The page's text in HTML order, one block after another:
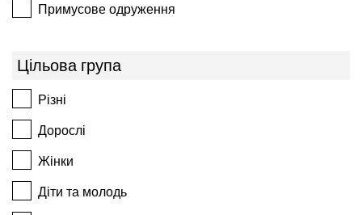
Примусове одруження
Цільова група
Різні
Дорослі
Жінки
Діти та молодь